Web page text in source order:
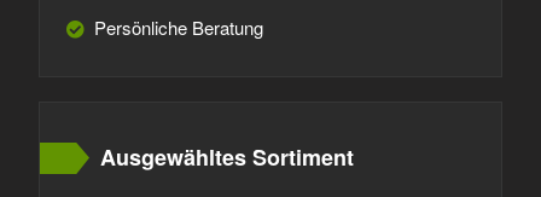
Persönliche Beratung
Ausgewähltes Sortiment